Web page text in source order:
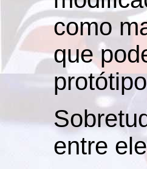
como
que
entre